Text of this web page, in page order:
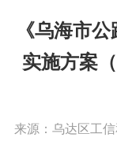
《乌海市
实施方案
来源：乌达区工